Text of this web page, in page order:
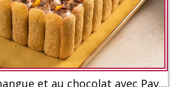
Tiramisu à la mangue et au chocolat avec Pavesini